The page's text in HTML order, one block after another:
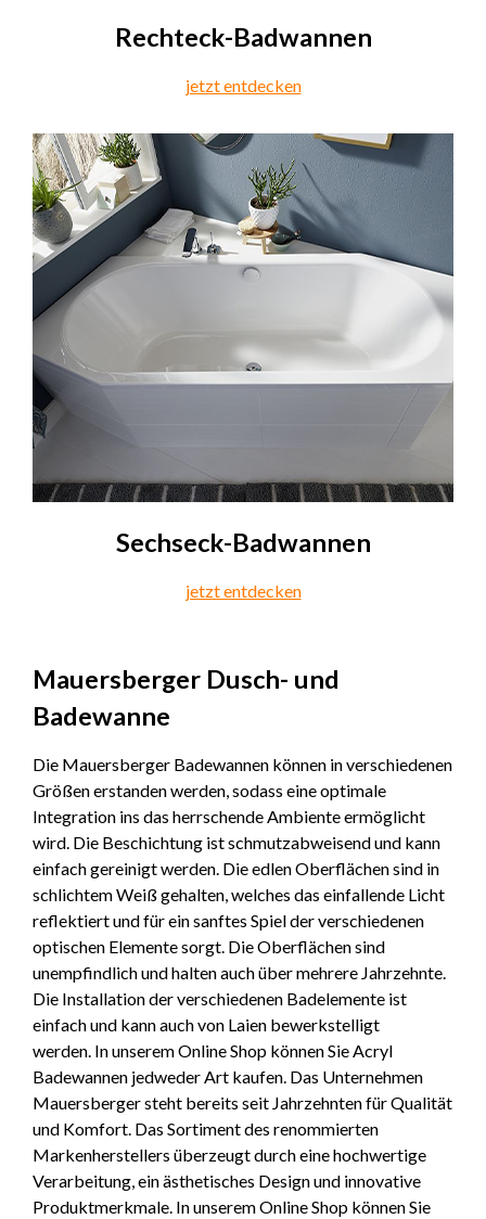
Rechteck-Badwannen
jetzt entdecken
Sechseck-Badwannen
jetzt entdecken
Mauersberger Dusch- und
Badewanne
Die Mauersberger Badewannen können in verschiedenen
Größen erstanden werden, sodass eine optimale
Integration ins das herrschende Ambiente ermöglicht
wird. Die Beschichtung ist schmutzabweisend und kann
einfach gereinigt werden. Die edlen Oberflächen sind in
schlichtem Weiß gehalten, welches das einfallende Licht
reflektiert und für ein sanftes Spiel der verschiedenen
optischen Elemente sorgt. Die Oberflächen sind
unempfindlich und halten auch über mehrere Jahrzehnte.
Die Installation der verschiedenen Badelemente ist
einfach und kann auch von Laien bewerkstelligt
werden. In unserem Online Shop können Sie Acryl
Badewannen jedweder Art kaufen. Das Unternehmen
Mauersberger steht bereits seit Jahrzehnten für Qualität
und Komfort. Das Sortiment des renommierten
Markenherstellers überzeugt durch eine hochwertige
Verarbeitung, ein ästhetisches Design und innovative
Produktmerkmale. In unserem Online Shop können Sie